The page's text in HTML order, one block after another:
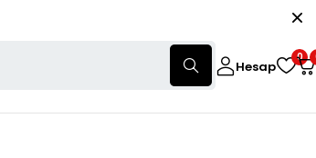
Hesap
0